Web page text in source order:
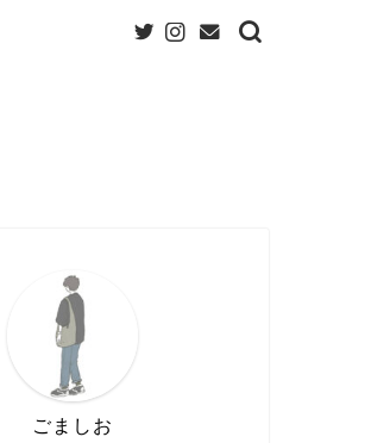
ごましお